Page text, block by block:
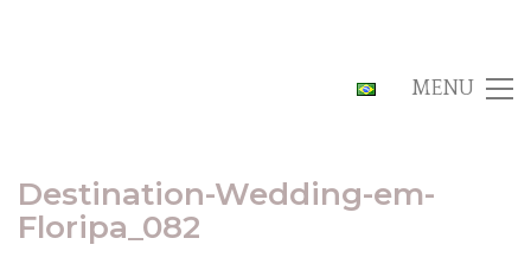
MENU
Destination-Wedding-em-
Floripa_082